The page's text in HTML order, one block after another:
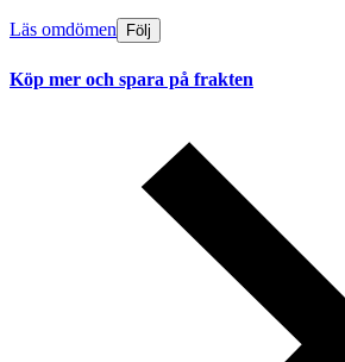
Läs omdömen Följ
Köp mer och spara på frakten